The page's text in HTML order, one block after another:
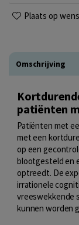
Plaats op
Omschrijving
patiënten
Patiënten met
met een
op een
blootgesteld en
optreedt. De
irrationele
vreeswekkende
kunnen worden